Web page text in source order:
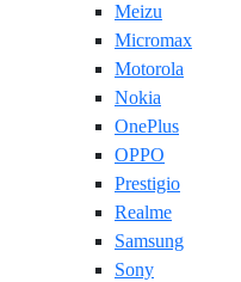
Meizu
Micromax
Motorola
Nokia
OnePlus
OPPO
Prestigio
Realme
Samsung
Sony